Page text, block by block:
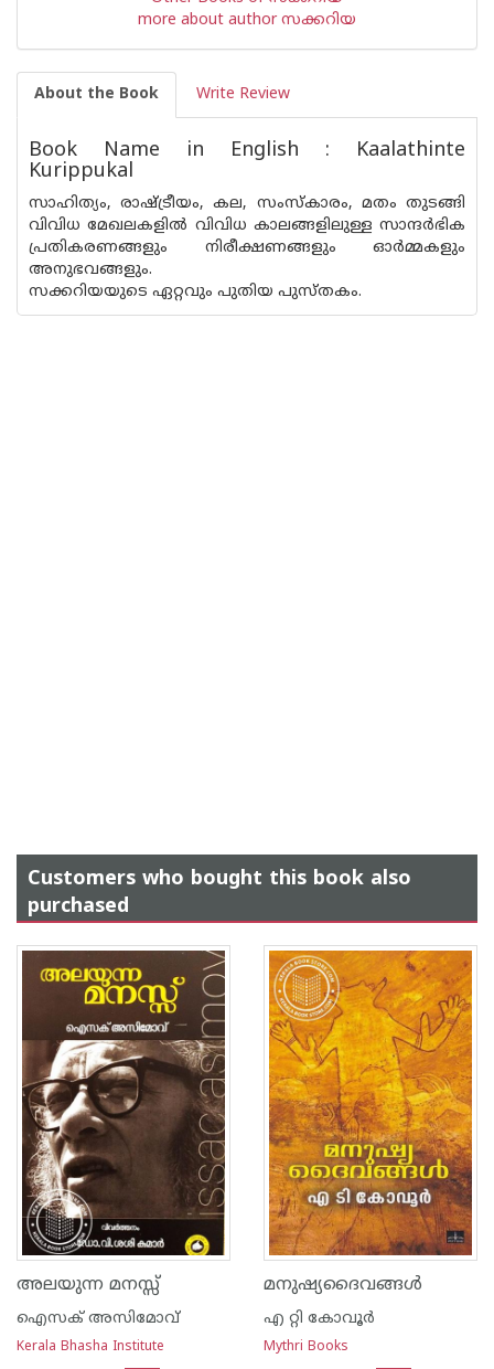
more about author സക്കറിയ
About the Book Write Review
Book Name in English : Kaalathinte
Kurippukal
സാഹിത്യം, രാഷ്ട്രീയം, കല, സംസ്‌കാരം, മതം തുടങ്ങി
വിവിധ മേഖലകളില്‍ വിവിധ കാലങ്ങളിലുള്ള സാന്ദര്‍ഭിക
പ്രതികരണങ്ങളും നിരീക്ഷണങ്ങളും ഓര്‍മ്മകളും
അനുഭവങ്ങളും.
സക്കറിയയുടെ ഏറ്റവും പുതിയ പുസ്തകം.
Customers who bought this book also
purchased
അലയുന്ന മനസ്സ്
ഐസക് അസിമോവ്
Kerala Bhasha Institute
മനുഷ്യദൈവങ്ങള്‍
എ റ്റി കോവൂര്‍
Mythri Books